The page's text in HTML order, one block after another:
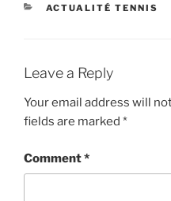
CATEGORIES
ACTUALITÉ TENNIS
Leave a Reply
Your email address will
fields are marked *
Comment*